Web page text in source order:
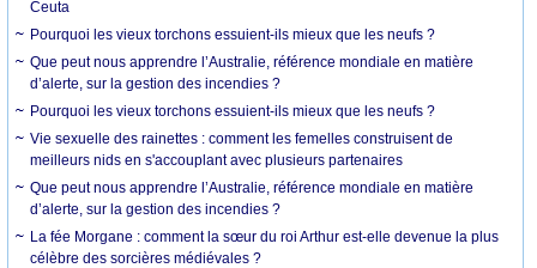
Ceuta
Pourquoi les vieux torchons essuient-ils mieux que les neufs ?
Que peut nous apprendre l’Australie, référence mondiale en matière
d’alerte, sur la gestion des incendies ?
Pourquoi les vieux torchons essuient-ils mieux que les neufs ?
Vie sexuelle des rainettes : comment les femelles construisent de
meilleurs nids en s'accouplant avec plusieurs partenaires
Que peut nous apprendre l’Australie, référence mondiale en matière
d’alerte, sur la gestion des incendies ?
La fée Morgane : comment la sœur du roi Arthur est-elle devenue la plus
célèbre des sorcières médiévales ?